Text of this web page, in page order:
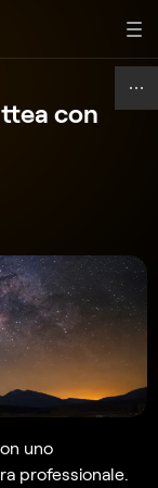
con
uno
professionale.